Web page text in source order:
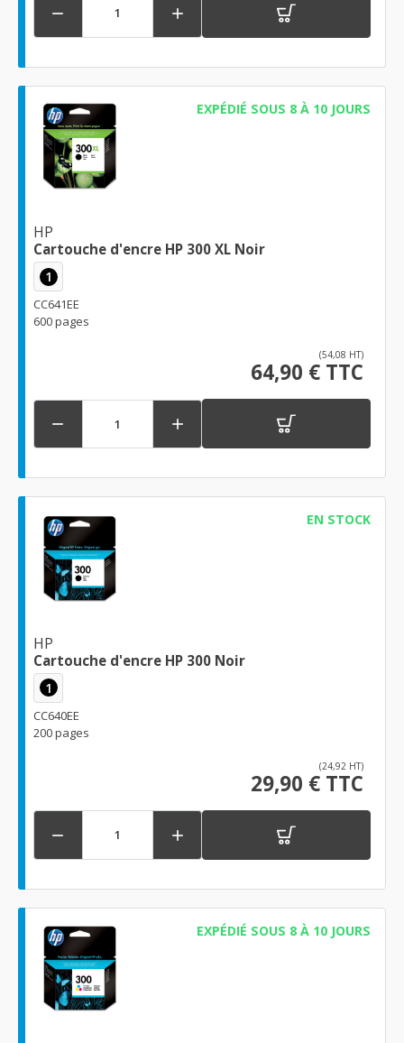
 
EXPÉDIÉ SOUS 8 À 10 JOURS
HP
Cartouche d'encre HP 300 XL Noir
1
CC641EE
600 pages
(54,08 HT)
64,90 € TTC
 
EN STOCK
HP
Cartouche d'encre HP 300 Noir
1
CC640EE
200 pages
(24,92 HT)
29,90 € TTC
 
EXPÉDIÉ SOUS 8 À 10 JOURS